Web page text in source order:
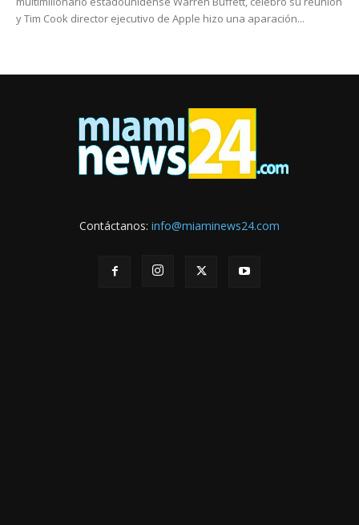
y Tim Cook director ejecutivo de Apple hizo una aparación...
Contáctanos: info@miaminews24.com